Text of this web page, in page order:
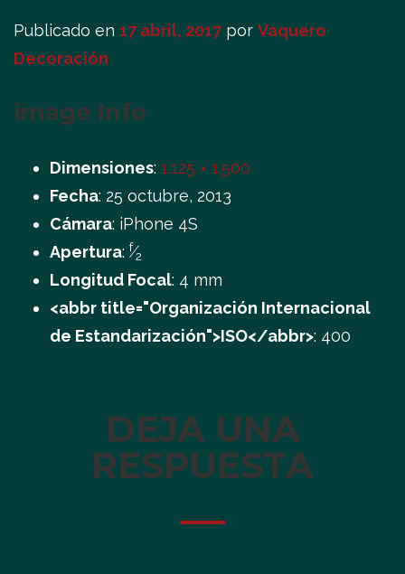
Publicado en 17 abril, 2017por Vaquero
Decoración
image Info
Dimensiones: 1.125 × 1.500
Fecha: 25 octubre, 2013
Cámara: iPhone 4S
Apertura: f⁄2
Longitud Focal: 4 mm
<abbr title="Organización Internacional
de Estandarización">ISO</abbr>: 400
DEJA UNA
RESPUESTA